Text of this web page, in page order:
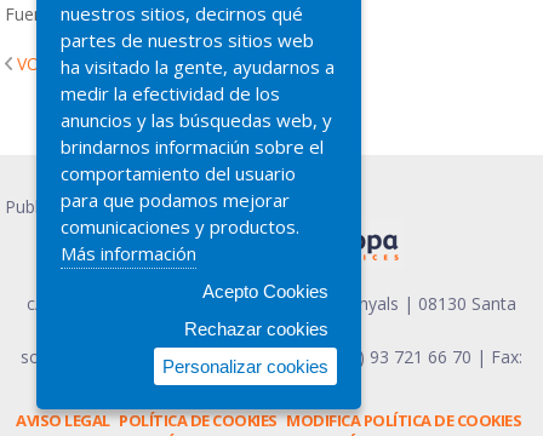
Fuente: Interempresas
VOLVER
Publicidad PRESCO
c/ Guifré el Pilós, 3 Nave 5, Pol. Ind. Can Vinyals | 08130 Santa
Perpetua - Barcelona
soapa@soapaeuropa.com
| Teléfono (+34) 93 721 66 70 | Fax:
(+34) 93 721 21 92
AVISO LEGAL POLÍTICA DE COOKIES MODIFICA POLÍTICA DE COOKIES
nuestros sitios, decirnos qué
partes de nuestros sitios web
ha visitado la gente, ayudarnos a
medir la efectividad de los
anuncios y las búsquedas web, y
brindarnos informaciún sobre el
comportamiento del usuario
para que podamos mejorar
comunicaciones y productos.
Más información
Acepto Cookies
Rechazar cookies
Personalizar cookies